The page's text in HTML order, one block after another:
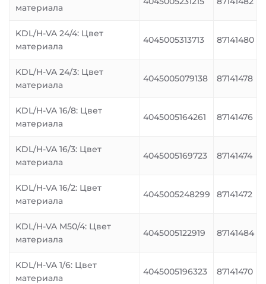
материала
KDL/H-VA 24/4: Цвет
материала
4045005313713 87141480
KDL/H-VA 24/3: Цвет
материала
4045005079138 87141478
KDL/H-VA 16/8: Цвет
материала
4045005164261 87141476
KDL/H-VA 16/3: Цвет
материала
4045005169723 87141474
KDL/H-VA 16/2: Цвет
материала
4045005248299 87141472
KDL/H-VA M50/4: Цвет
материала
4045005122919 87141484
KDL/H-VA 1/6: Цвет
материала
4045005196323 87141470